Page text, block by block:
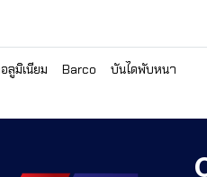
ลูมิเนียม Barco บันไดพับหนา